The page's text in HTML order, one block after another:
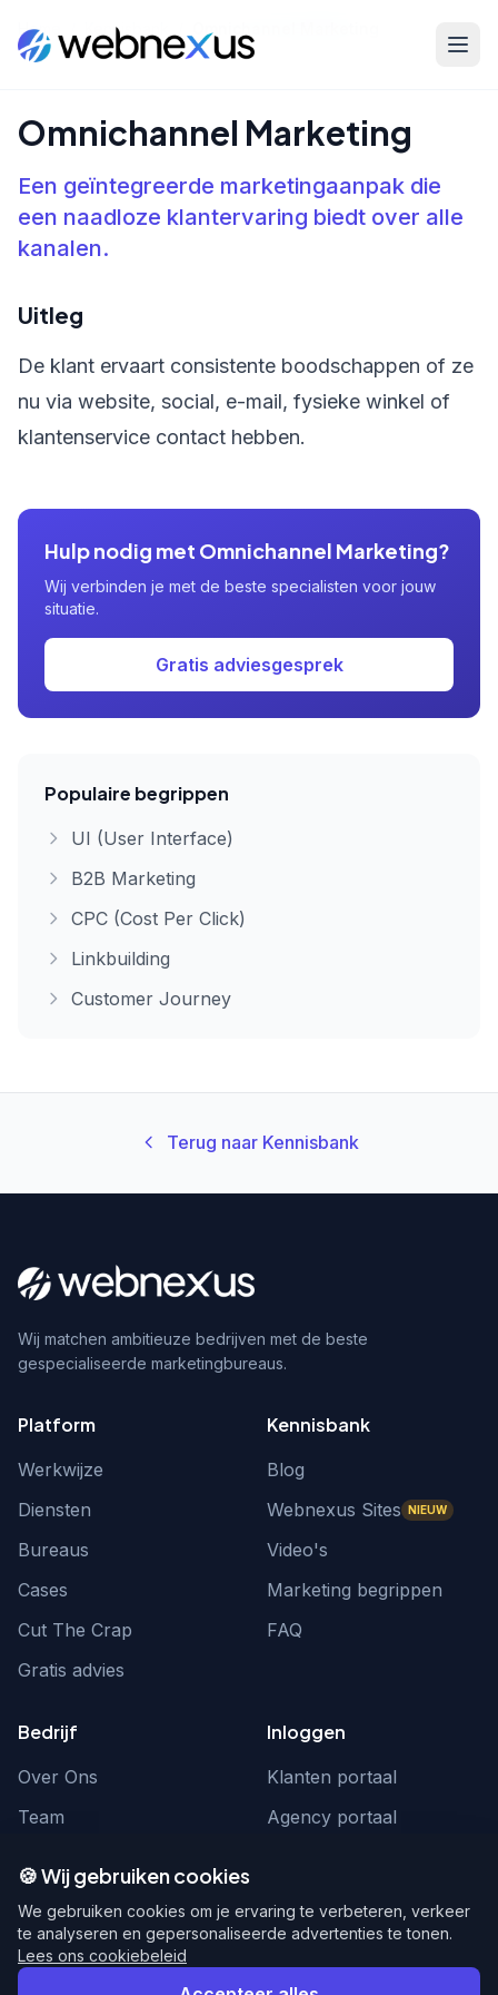
Home Kennisbank Omnichannel Marketing
Omnichannel Marketing
Een geïntegreerde marketingaanpak die
een naadloze klantervaring biedt over alle
kanalen.
Uitleg
De klant ervaart consistente boodschappen of ze
nu via website, social, e-mail, fysieke winkel of
klantenservice contact hebben.
Hulp nodig met Omnichannel Marketing?
Wij verbinden je met de beste specialisten voor jouw
situatie.
Gratis adviesgesprek
Populaire begrippen
UI (User Interface)
B2B Marketing
CPC (Cost Per Click)
Linkbuilding
Customer Journey
Terug naar Kennisbank
Wij matchen ambitieuze bedrijven met de beste
gespecialiseerde marketingbureaus.
Platform
Werkwijze
Diensten
Bureaus
Cases
Cut The Crap
Gratis advies
Kennisbank
Blog
Webnexus Sites NIEUW
Video's
Marketing begrippen
FAQ
Bedrijf
Over Ons
Team
Inloggen
Klanten portaal
Agency portaal
hello@webnexus.nl
085 004 1875
🍪 Wij gebruiken cookies
We gebruiken cookies om je ervaring te verbeteren, verkeer
te analyseren en gepersonaliseerde advertenties te tonen.
Lees ons cookiebeleid